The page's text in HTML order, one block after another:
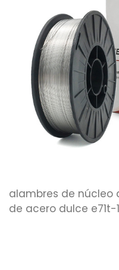
alambres de núcleo
de acero dulce